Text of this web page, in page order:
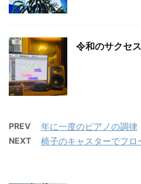
令和のサクセ
PREV 年に一度のピアノの調律
NEXT 椅子のキャスターでフ